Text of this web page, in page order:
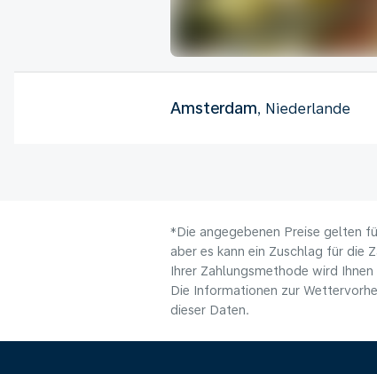
Amsterdam, Niederlande
*Die angegebenen Preise gelten
aber es kann ein Zuschlag für die
Ihrer Zahlungsmethode wird
Die Informationen zur
dieser Daten.